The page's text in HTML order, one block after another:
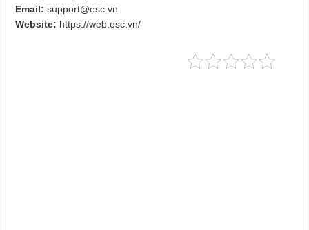
Email: support@esc.vn
Website: https://web.esc.vn/